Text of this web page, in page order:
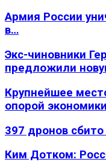
Армия России
в…
Экс-чиновники
предложили
Крупнейшее
опорой
397 дронов
Ким Дотком: